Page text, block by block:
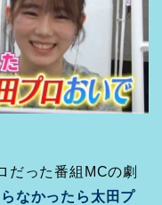
だった番組MCの劇
らなかったら太田プ